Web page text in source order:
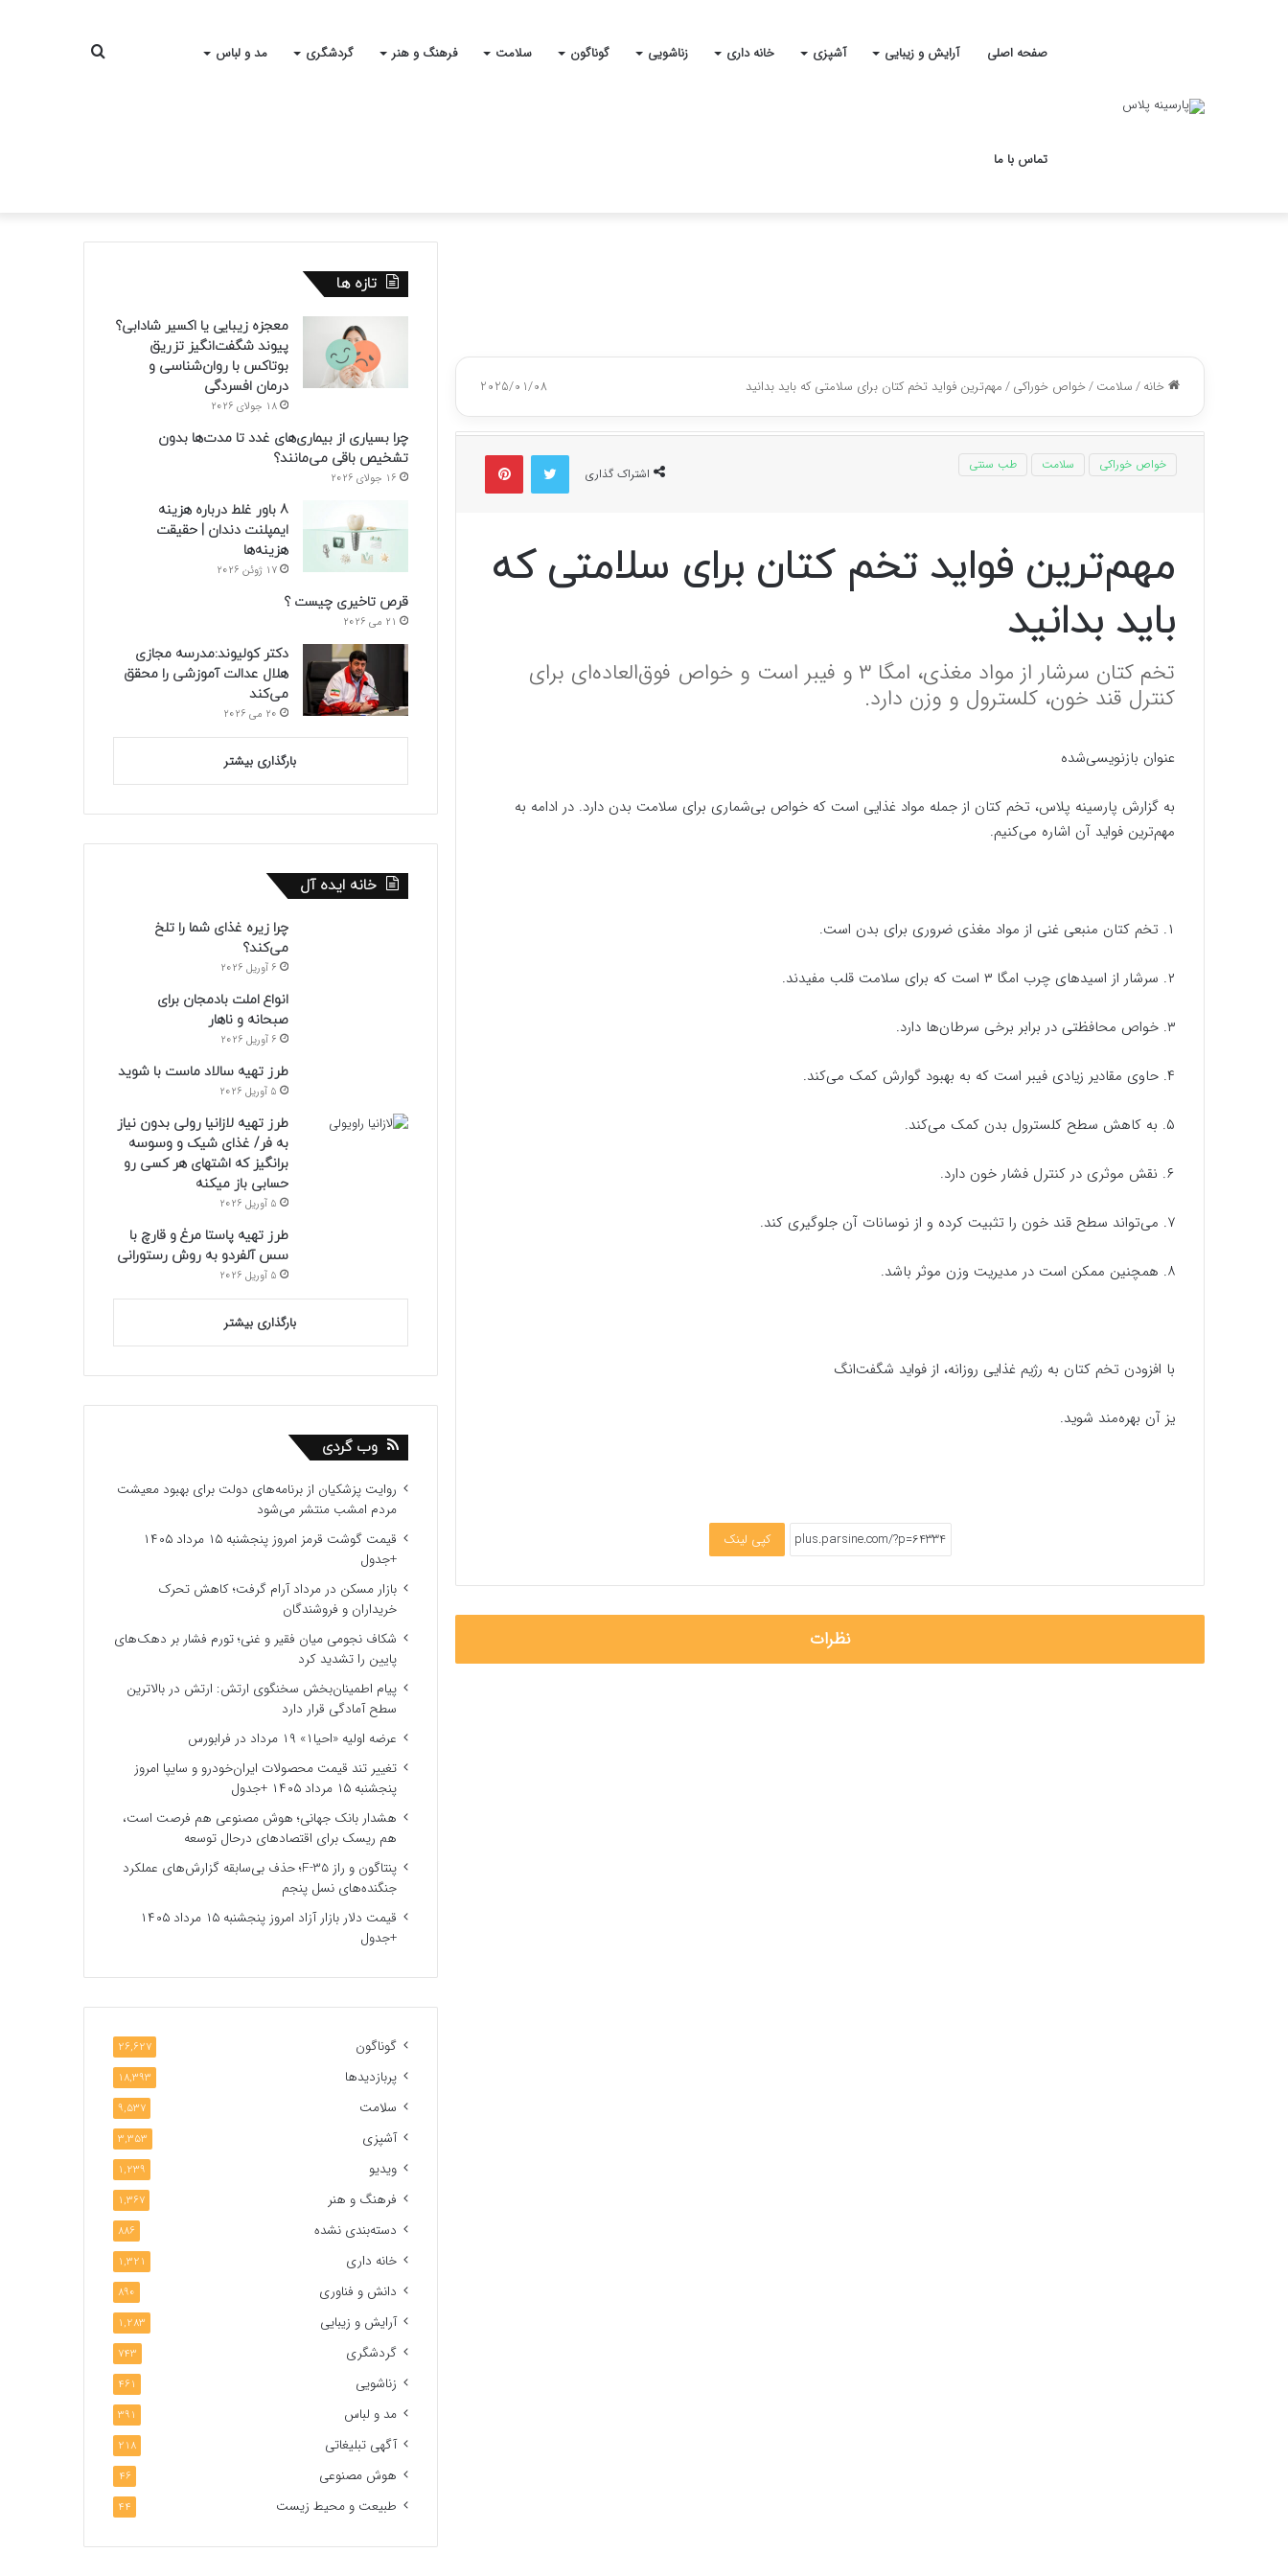
صفحه اصلی آرایش و زیبایی آشپزی خانه داری زناشویی گوناگون سلامت فرهنگ و هنر گردشگری مد و لباس
تماس با ما
جستجو
خانه/سلامت/خواص خوراکی/مهم‌ترین فواید تخم کتان برای سلامتی که باید بدانید 2025/01/08
اشتراک گذاری
توییتر پینتریست
خواص خوراکی سلامت طب سنتی
مهم‌ترین فواید تخم کتان برای سلامتی که
باید بدانید
تخم کتان سرشار از مواد مغذی، امگا ۳ و فیبر است و خواص فوق‌العاده‌ای برای
کنترل قند خون، کلسترول و وزن دارد.
عنوان بازنویسی‌شده
به گزارش پارسینه پلاس، تخم کتان از جمله مواد غذایی است که خواص بی‌شماری برای سلامت بدن دارد. در ادامه به
مهم‌ترین فواید آن اشاره می‌کنیم.
۱. تخم کتان منبعی غنی از مواد مغذی ضروری برای بدن است.
۲. سرشار از اسیدهای چرب امگا ۳ است که برای سلامت قلب مفیدند.
۳. خواص محافظتی در برابر برخی سرطان‌ها دارد.
۴. حاوی مقادیر زیادی فیبر است که به بهبود گوارش کمک می‌کند.
۵. به کاهش سطح کلسترول بدن کمک می‌کند.
۶. نقش موثری در کنترل فشار خون دارد.
۷. می‌تواند سطح قند خون را تثبیت کرده و از نوسانات آن جلوگیری کند.
۸. همچنین ممکن است در مدیریت وزن موثر باشد.
با افزودن تخم کتان به رژیم غذایی روزانه، از فواید شگفت‌انگ
یز آن بهره‌مند شوید.
کپی لینک
نظرات
تازه ها
معجزه زیبایی یا اکسیر شادابی؟
پیوند شگفت‌انگیز تزریق
بوتاکس با روان‌شناسی و
درمان افسردگی
18 جولای 2026
چرا بسیاری از بیماری‌های غدد تا مدت‌ها بدون
تشخیص باقی می‌مانند؟
16 جولای 2026
8 باور غلط درباره هزینه
ایمپلنت دندان | حقیقت
هزینه‌ها
17 ژوئن 2026
قرص تاخیری چیست ؟
21 می 2026
دکتر کولیوند:مدرسه مجازی
هلال عدالت آموزشی را محقق
می‌کند
20 می 2026
بارگذاری بیشتر
خانه ایده آل
چرا زیره غذای شما را تلخ
می‌کند؟
6 آوریل 2026
انواع املت بادمجان برای
صبحانه و ناهار
6 آوریل 2026
طرز تهیه سالاد ماست با شوید
5 آوریل 2026
طرز تهیه لازانیا رولی بدون نیاز
به فر/ غذای شیک و وسوسه
برانگیز که اشتهای هر کسی رو
حسابی باز میکنه
5 آوریل 2026
طرز تهیه پاستا مرغ و قارچ با
سس آلفردو به روش رستورانی
5 آوریل 2026
بارگذاری بیشتر
وب گردی
روایت پزشکیان از برنامه‌های دولت برای بهبود معیشت
مردم امشب منتشر می‌شود
قیمت گوشت قرمز امروز پنجشنبه ۱۵ مرداد ۱۴۰۵
+جدول
بازار مسکن در مرداد آرام گرفت؛ کاهش تحرک
خریداران و فروشندگان
شکاف نجومی میان فقیر و غنی؛ تورم فشار بر دهک‌های
پایین را تشدید کرد
پیام اطمینان‌بخش سخنگوی ارتش: ارتش در بالاترین
سطح آمادگی قرار دارد
عرضه اولیه «احیا۱» ۱۹ مرداد در فرابورس
تغییر تند قیمت محصولات ایران‌خودرو و سایپا امروز
پنجشنبه ۱۵ مرداد ۱۴۰۵ +جدول
هشدار بانک جهانی؛ هوش مصنوعی هم فرصت است،
هم ریسک برای اقتصادهای درحال توسعه
پنتاگون و راز F-35؛ حذف بی‌سابقه گزارش‌های عملکرد
جنگنده‌های نسل پنجم
قیمت دلار بازار آزاد امروز پنجشنبه ۱۵ مرداد ۱۴۰۵
+جدول
گوناگون 26,627
پربازدیدها 18,393
سلامت 9,537
آشپزی 3,353
ویدیو 1,239
فرهنگ و هنر 1,367
دسته‌بندی نشده 886
خانه داری 1,321
دانش و فناوری 890
آرایش و زیبایی 1,283
گردشگری 743
زناشویی 461
مد و لباس 391
آگهی تبلیغاتی 218
هوش مصنوعی 46
طبیعت و محیط زیست 44